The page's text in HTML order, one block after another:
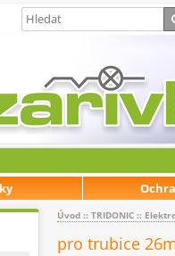
Úvod :: TRIDONIC ::
pro trubice